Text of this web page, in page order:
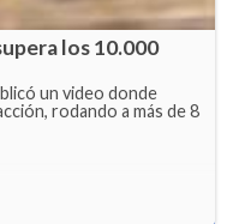
los 10.000
un video donde
rodando a más de 8